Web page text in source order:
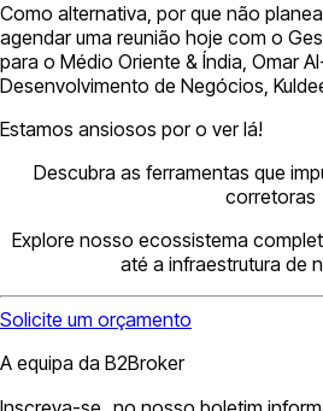
Como alternativa, por que não
agendar uma reunião hoje com o
para o Médio Oriente & Índia, Omar
Desenvolvimento de Negócios,
Estamos ansiosos por o ver lá!
Descubra as ferramentas que
corretoras
Explore nosso ecossistema
até a infraestrutura de
Solicite um orçamento
A equipa da B2Broker